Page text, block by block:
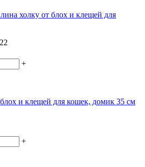
холку от блох и клещей для
+
и клещей для кошек, домик 35 см
+